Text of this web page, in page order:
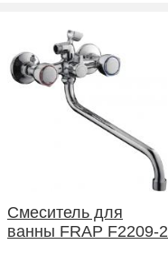
Смеситель для
ванны FRAP F2209-2